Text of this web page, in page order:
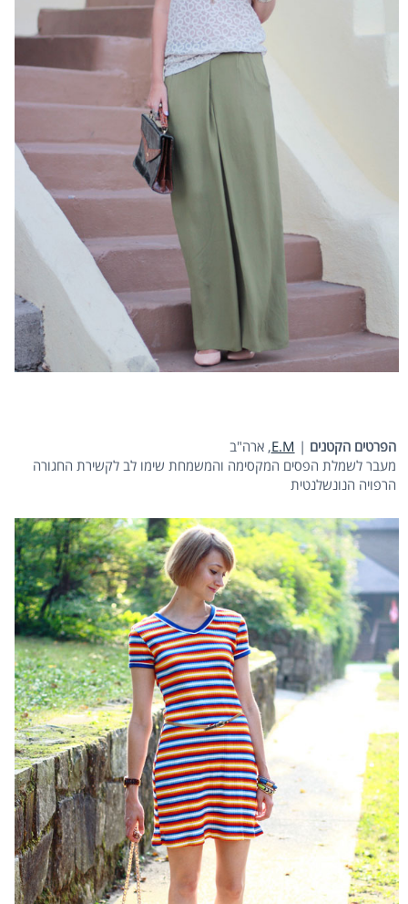
הפרטים הקטנים |
E.M, ארה"ב
מעבר לשמלת הפסים המקסימה והמשמחת שימו לב לקשירת החגורה
הרפויה הנונשלנטית